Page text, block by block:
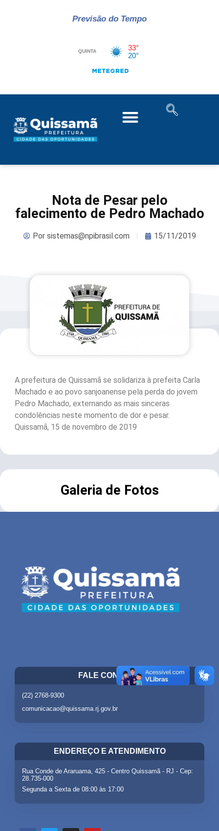
Previsão do Tempo
Nota de Pesar pelo
falecimento de Pedro Machado
Porsistemas@npibrasil.com 15/11/2019
A prefeitura de Quissamã se solidariza à prefeita Carla
Machado e ao povo sanjoanense pela perda do jovem
Pedro Machado, externando as mais sinceras
condolências neste momento de dor e pesar.
Quissamã, 15 de novembro de 2019
Galeria de Fotos
FALE CONOSCO
(22) 2768-9300
comunicacao@quissama.rj.gov.br
ENDEREÇO E ATENDIMENTO
Rua Conde de Araruama, 425 - Centro Quissamã - RJ - Cep:
28.735-000
Segunda a Sexta de 08:00 às 17:00